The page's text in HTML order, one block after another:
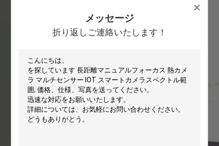
メッセージ
折り返しご連絡いたします！